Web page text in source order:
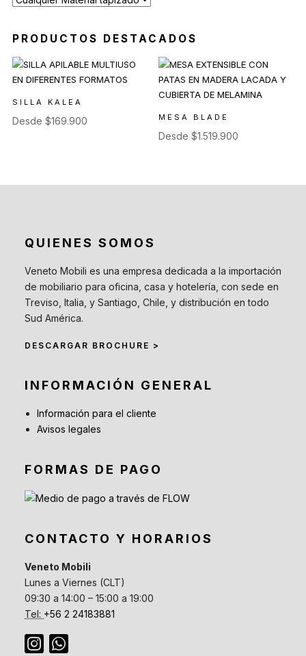
PRODUCTOS DESTACADOS
SILLA KALEA
Desde $169.900 MESA BLADE
Desde$1.519.900
QUIENES SOMOS
Veneto Mobili es una empresa dedicada a la importación
de mobiliario para oficina, casa y hotelería, con sede en
Treviso, Italia, y Santiago, Chile, y distribución en todo
Sud América.
DESCARGAR BROCHURE >
INFORMACIÓN GENERAL
Información para el cliente
Avisos legales
FORMAS DE PAGO
CONTACTO Y HORARIOS
Veneto Mobili
Lunes a Viernes (CLT)
09:30 a 14:00 – 15:00 a 19:00
Tel: +56 2 24183881